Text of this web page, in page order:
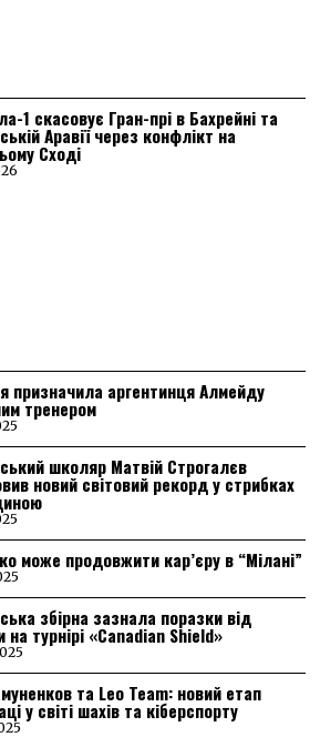
1 скасовує Гран-прі в Бахрейні та
Аравії через конфлікт на
Сході
призначила аргентинця Алмейду
тренером
школяр Матвій Строгалєв
новий світовий рекорд у стрибках
може продовжити кар’єру в “Мілані”
збірна зазнала поразки від
на турнірі «Canadian Shield»
та Leo Team: новий етап
у світі шахів та кіберспорту